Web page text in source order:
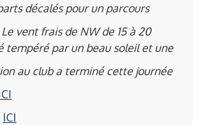
décalés pour un parcours
vent frais de NW de 15 à 20
tempéré par un beau soleil et une
au club a terminé cette journée
ICI